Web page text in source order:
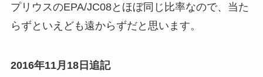
プリウスのEPA/JC08とほぼ同じ比率なので、当た
らずといえども遠からずだと思います。
2016年11月18日追記